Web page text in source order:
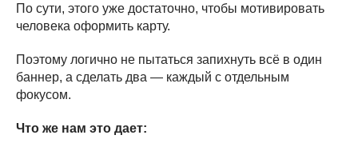
По сути, этого уже достаточно, чтобы мотивировать
человека оформить карту.
Поэтому логично не пытаться запихнуть всё в один
баннер, а сделать два — каждый с отдельным
фокусом.
Что же нам это дает: